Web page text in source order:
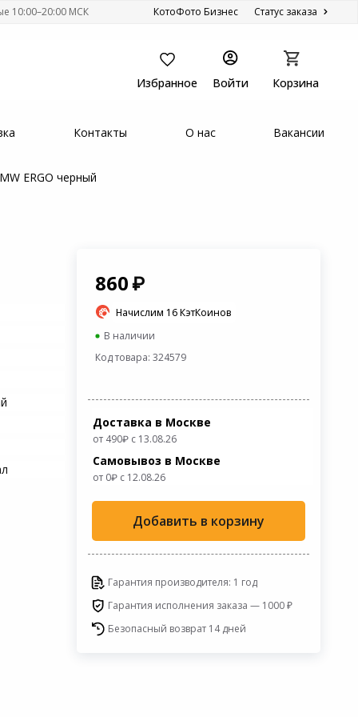
10:00–20:00 МСК КотоФото Бизнес Статус заказа
Корзина
Войти
Избранное
Контакты О нас Вакансии
ERGO черный
860
Начислим 16 КэтКоинов
В наличии
Код товара: 324579
Доставка в Москве
от 490 с 13.08.26
Самовывоз в Москве
от 0 c 12.08.26
Добавить в корзину
Гарантия производителя: 1 год
Гарантия исполнения заказа — 1000 ₽
Безопасный возврат 14 дней